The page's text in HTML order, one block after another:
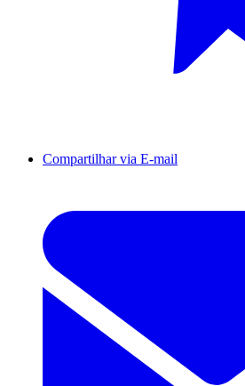
Compartilhar via E-mail